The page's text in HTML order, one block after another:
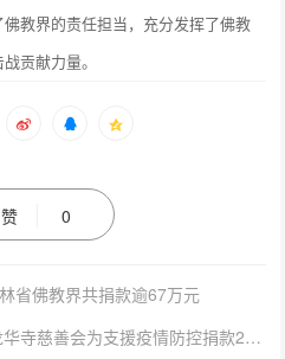
教界的责任担当，充分发挥了佛教
贡献力量。
赞 0
省佛教界共捐款逾67万元
下一篇：众志成城 | 吉林松原龙华寺慈善会为支援疫情防控捐款20万